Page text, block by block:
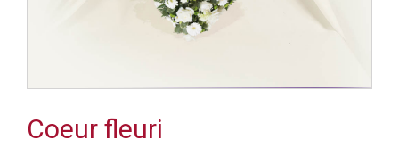
Coeur fleuri